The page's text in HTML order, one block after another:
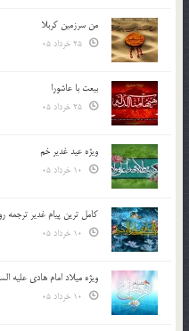
من سرزمین کربلا
بیعت با عاشورا
ویژه عید غدیر خم
کامل ترین پیام غدیر ترجمه
ویژه میلاد امام هادی علیه